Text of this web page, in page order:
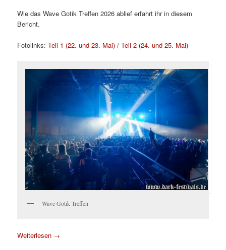
Wie das Wave Gotik Treffen 2026 ablief erfahrt ihr in diesem
Bericht.
Fotolinks:Teil 1 (22. und 23. Mai) /Teil 2 (24. und 25. Mai)
Wave Gotik Treffen
Weiterlesen →